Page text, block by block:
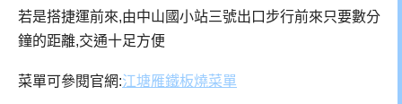
若是搭捷運前來,由中山國小站三號出口步行前來只要數分
鐘的距離,交通十足方便
菜單可參閱官網:江塘雁鐵板燒菜單